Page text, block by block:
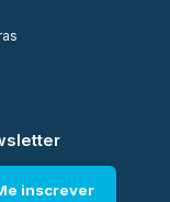
inscrever